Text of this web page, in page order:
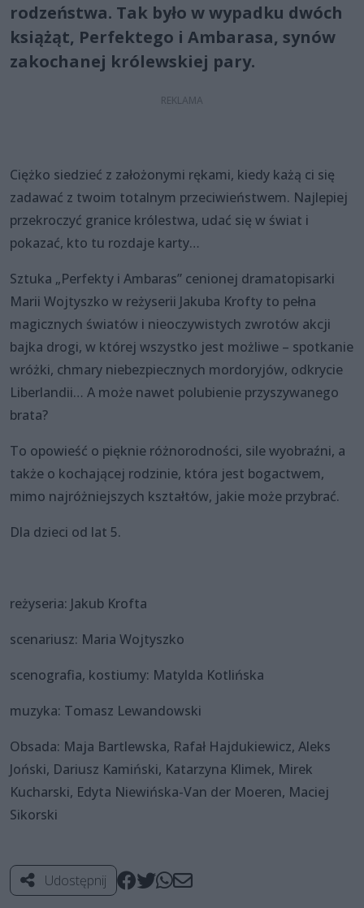
rodzeństwa. Tak było w wypadku dwóch
książąt, Perfektego i Ambarasa, synów
zakochanej królewskiej pary.
Ciężko siedzieć z założonymi rękami, kiedy każą ci się
zadawać z twoim totalnym przeciwieństwem. Najlepiej
przekroczyć granice królestwa, udać się w świat i
pokazać, kto tu rozdaje karty…
Sztuka „Perfekty i Ambaras” cenionej dramatopisarki
Marii Wojtyszko w reżyserii Jakuba Krofty to pełna
magicznych światów i nieoczywistych zwrotów akcji
bajka drogi, w której wszystko jest możliwe – spotkanie
wróżki, chmary niebezpiecznych mordoryjów, odkrycie
Liberlandii… A może nawet polubienie przyszywanego
brata?
To opowieść o pięknie różnorodności, sile wyobraźni, a
także o kochającej rodzinie, która jest bogactwem,
mimo najróżniejszych kształtów, jakie może przybrać.
Dla dzieci od lat 5.
reżyseria: Jakub Krofta
scenariusz: Maria Wojtyszko
scenografia, kostiumy: Matylda Kotlińska
muzyka: Tomasz Lewandowski
Obsada: Maja Bartlewska, Rafał Hajdukiewicz, Aleks
Joński, Dariusz Kamiński, Katarzyna Klimek, Mirek
Kucharski, Edyta Niewińska-Van der Moeren, Maciej
Sikorski
Udostępnij